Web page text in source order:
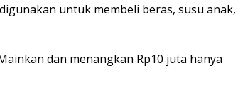
untuk membeli beras, susu anak,
dan menangkan Rp10 juta hanya